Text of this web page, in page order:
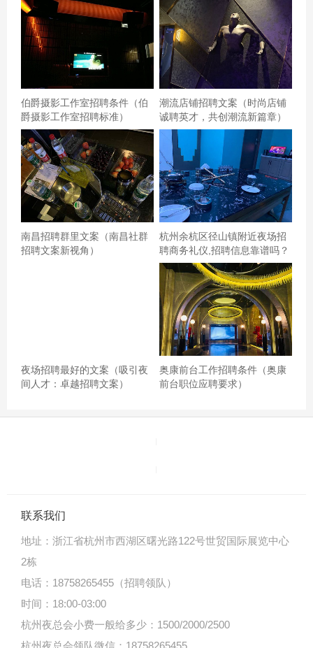
圈"（数字经济、高端装备、生物医药等）选择赛道，例如
生物医药领域人才缺口达3.2万人
伯爵摄影工作室招聘条件（伯
爵摄影工作室招聘标准）
潮流店铺招聘文案（时尚店铺
诚聘英才，共创潮流新篇章）
南昌招聘群里文案（南昌社群
招聘文案新视角）
杭州余杭区径山镇附近夜场招
聘商务礼仪,招聘信息靠谱吗？
夜场招聘最好的文案（吸引夜
间人才：卓越招聘文案）
奥康前台工作招聘条件（奥康
前台职位应聘要求）
联系我们
地址： 浙江省杭州市西湖区曙光路122号世贸国际展览中心
2栋
电话：18758265455（招聘领队）
时间：18:00-03:00
杭州夜总会小费一般给多少：1500/2000/2500